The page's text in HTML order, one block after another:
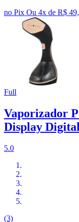
no Pix Ou 4x de R$
Full
Vaporizador
Display
5.0
(3)